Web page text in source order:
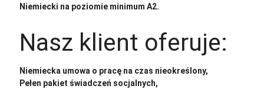
Niemiecki na poziomie minimum A2.
Nasz klient oferuje:
Niemiecka umowa o pracę na czas nieokreślony,
Pełen pakiet świadczeń socjalnych,